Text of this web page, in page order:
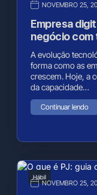
NOVEMBRO 25,
Empresa
negócio com
A evolução
forma como as
crescem. Hoje, a
da capacidade…
Continuar lendo
Hábil
NOVEMBRO 25,